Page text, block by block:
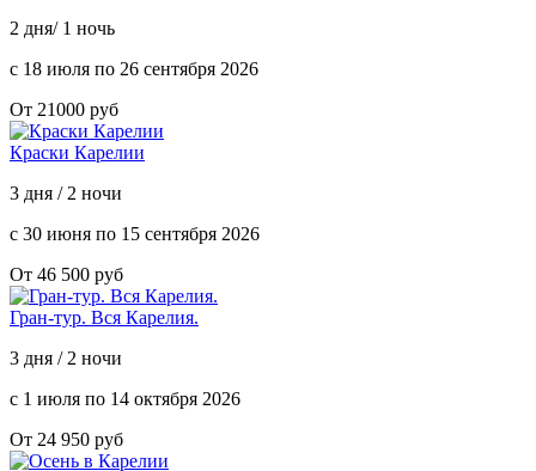
2 дня/ 1 ночь
с 18 июля по 26 сентября 2026
От 21000 руб
Краски Карелии
3 дня / 2 ночи
с 30 июня по 15 сентября 2026
От 46 500 руб
Гран-тур. Вся Карелия.
3 дня / 2 ночи
с 1 июля по 14 октября 2026
От 24 950 руб